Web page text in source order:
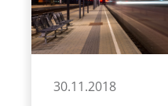
30.11.2018